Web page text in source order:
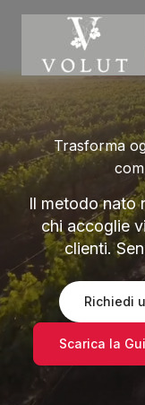
Saltar
conteúdo
Trasforma
Il metodo nato
chi accoglie
clienti.
Richiedi
Scarica la